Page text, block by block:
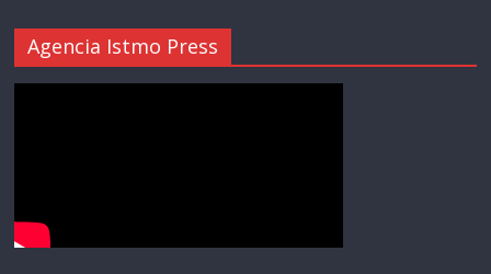
Agencia Istmo Press